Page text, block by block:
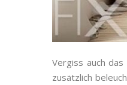
Vergiss auch
zusätzlich